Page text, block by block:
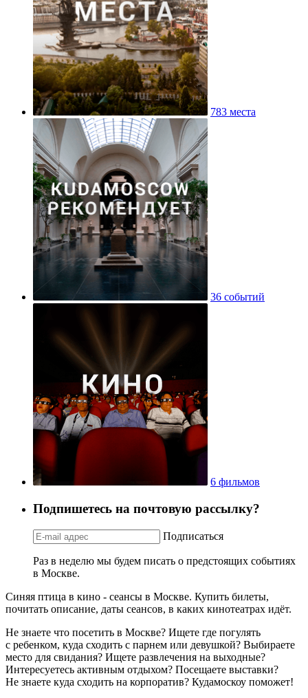
783 места
36 событий
6 фильмов
Подпишетесь на почтовую рассылку?
Подписаться
Раз в неделю мы будем писать о предстоящих событиях
в Москве.
Синяя птица в кино - сеансы в Москве. Купить билеты,
почитать описание, даты сеансов, в каких кинотеатрах идёт.
Не знаете что посетить в Москве? Ищете где погулять
с ребенком, куда сходить с парнем или девушкой? Выбираете
место для свидания? Ищете развлечения на выходные?
Интересуетесь активным отдыхом? Посещаете выставки?
Не знаете куда сходить на корпоратив? Кудамоскоу поможет!